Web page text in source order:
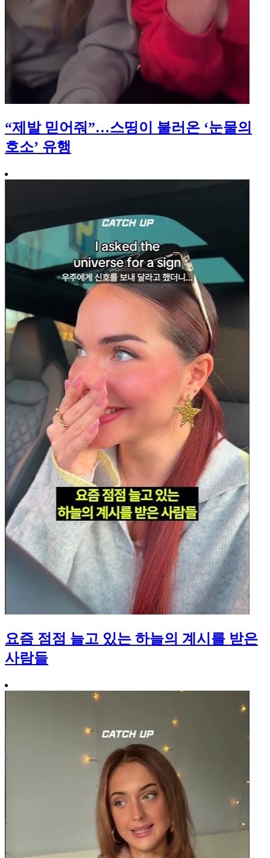
“제발 믿어줘”…스띵이 불러온 ‘눈물의
호소’ 유행
요즘 점점 늘고 있는 하늘의 계시를 받은
사람들